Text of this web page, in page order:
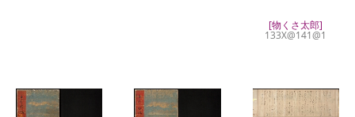
[物くさ太郎]
133X@141@1